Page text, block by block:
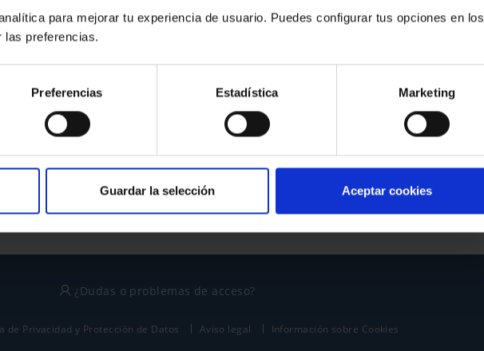
para mejorar tu experiencia de usuario. Puedes configurar tus opciones en los
las preferencias.
Preferencias Estadística Marketing
Guardar la selección Aceptar cookies
¿No tienes cuenta?
política de privacidad
y términos del servicio
¿Dudas o problemas de acceso?
de Privacidad y Protección de Datos Aviso legal Información sobre Cookies